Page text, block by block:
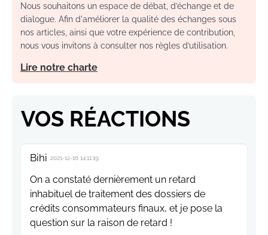
Nous souhaitons un espace de débat, d’échange et de
dialogue. Afin d'améliorer la qualité des échanges sous
nos articles, ainsi que votre expérience de contribution,
nous vous invitons à consulter nos règles d’utilisation.
Lire notre charte
VOS RÉACTIONS
Bihi 2021-12-16 14:11:19
On a constaté dernièrement un retard
inhabituel de traitement des dossiers de
crédits consommateurs finaux, et je pose la
question sur la raison de retard !